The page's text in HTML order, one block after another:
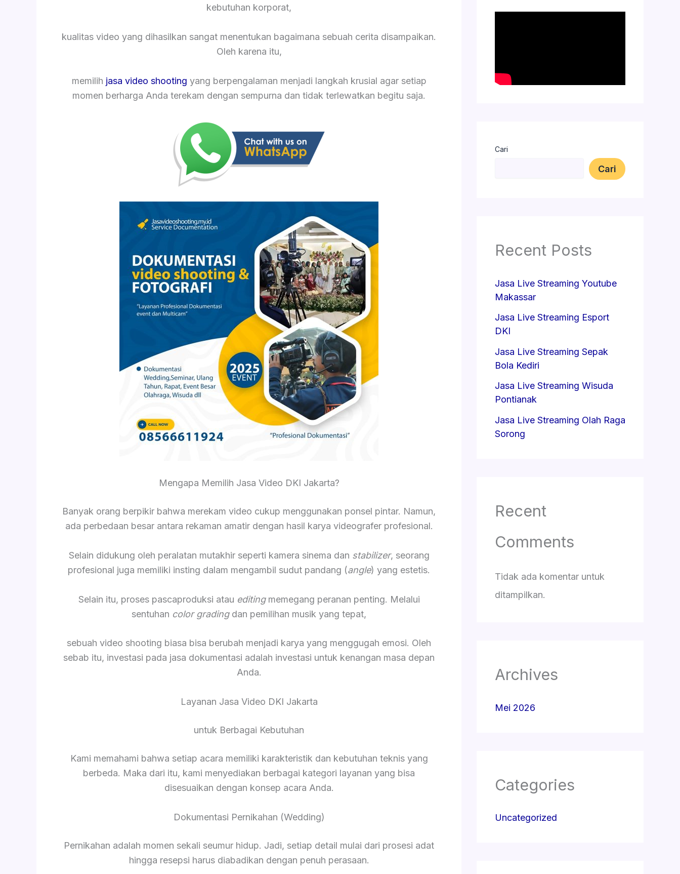
kebutuhan korporat,
kualitas video yang dihasilkan sangat menentukan bagaimana sebuah cerita disampaikan.
Oleh karena itu,
memilih jasa video shooting yang berpengalaman menjadi langkah krusial agar setiap
momen berharga Anda terekam dengan sempurna dan tidak terlewatkan begitu saja.
Mengapa Memilih Jasa Video DKI Jakarta?
Banyak orang berpikir bahwa merekam video cukup menggunakan ponsel pintar. Namun,
ada perbedaan besar antara rekaman amatir dengan hasil karya videografer profesional.
Selain didukung oleh peralatan mutakhir seperti kamera sinema dan stabilizer, seorang
profesional juga memiliki insting dalam mengambil sudut pandang (angle) yang estetis.
Selain itu, proses pascaproduksi atau editingmemegang peranan penting. Melalui
sentuhan color gradingdan pemilihan musik yang tepat,
sebuah video shooting biasa bisa berubah menjadi karya yang menggugah emosi. Oleh
sebab itu, investasi pada jasa dokumentasi adalah investasi untuk kenangan masa depan
Anda.
Layanan Jasa Video DKI Jakarta
untuk Berbagai Kebutuhan
Kami memahami bahwa setiap acara memiliki karakteristik dan kebutuhan teknis yang
berbeda. Maka dari itu, kami menyediakan berbagai kategori layanan yang bisa
disesuaikan dengan konsep acara Anda.
Dokumentasi Pernikahan (Wedding)
Pernikahan adalah momen sekali seumur hidup. Jadi, setiap detail mulai dari prosesi adat
hingga resepsi harus diabadikan dengan penuh perasaan.
Cari
Cari
Recent Posts
Jasa Live Streaming Youtube
Makassar
Jasa Live Streaming Esport
DKI
Jasa Live Streaming Sepak
Bola Kediri
Jasa Live Streaming Wisuda
Pontianak
Jasa Live Streaming Olah Raga
Sorong
Recent
Comments
Tidak ada komentar untuk
ditampilkan.
Archives
Mei 2026
Categories
Uncategorized